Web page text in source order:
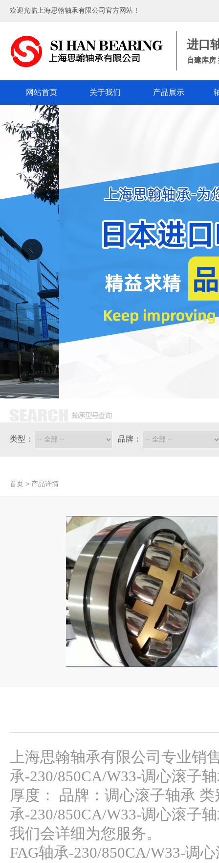
欢迎光临上海思翰轴承有限公司官方网站！
进口
自建库房
网站首页 关于我们 产品展示
类型： 品牌：
首页 > 产品详情
上海思翰轴承有限公司专业销
承-230/850CA/W33-调心滚子
厚度： 品牌：调心滚子轴承
承-230/850CA/W33-调心滚子
我们会详细为您服务。
FAG轴承-230/850CA/W33-调